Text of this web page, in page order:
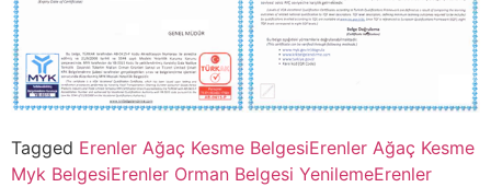
Tagged Erenler Ağaç Kesme BelgesiErenler Ağaç Kesme
Myk BelgesiErenler Orman Belgesi YenilemeErenler